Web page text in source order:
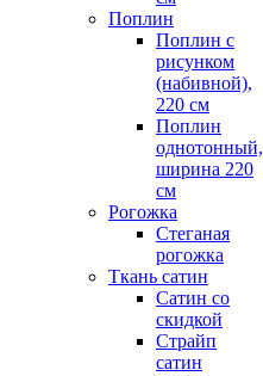
Поплин
Поплин с
рисунком
(набивной),
220 см
Поплин
однотонный,
ширина 220
см
Рогожка
Стеганая
рогожка
Ткань сатин
Сатин со
скидкой
Страйп
сатин